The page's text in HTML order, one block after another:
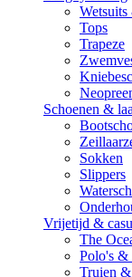
Tops
Trapeze
Schoenen &
Sokken
Slippers
Vrijetijd &
The
Polo's &
Truien &